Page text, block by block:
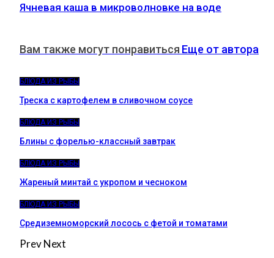
Ячневая каша в микроволновке на воде
Вам также могут понравиться Еще от автора
БЛЮДА ИЗ РЫБЫ
Треска с картофелем в сливочном соусе
БЛЮДА ИЗ РЫБЫ
Блины с форелью-классный завтрак
БЛЮДА ИЗ РЫБЫ
Жареный минтай с укропом и чесноком
БЛЮДА ИЗ РЫБЫ
Средиземноморский лосось с фетой и томатами
PrevNext